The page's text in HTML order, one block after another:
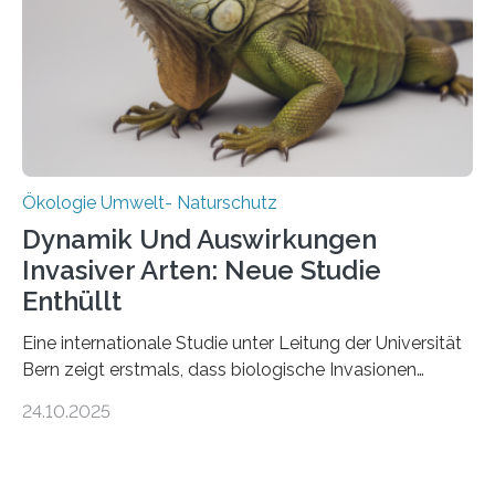
über Deutschlands Moorböden. Eingerichtet wurden sie
in den vergangenen fünf Jahren von
Wissenschaftlerinnen und Wissenschaftlern des
Thünen-Instituts für Agrarklimaschutz…
Ökologie Umwelt- Naturschutz
Dynamik Und Auswirkungen
Invasiver Arten: Neue Studie
Enthüllt
Eine internationale Studie unter Leitung der Universität
Bern zeigt erstmals, dass biologische Invasionen
Einige Auswirkungen, insbesondere der durch invasive
24.10.2025